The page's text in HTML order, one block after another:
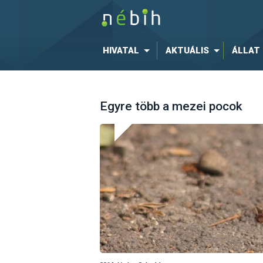
HIVATAL AKTUÁLIS ÁLLAT
Egyre több a mezei pocok